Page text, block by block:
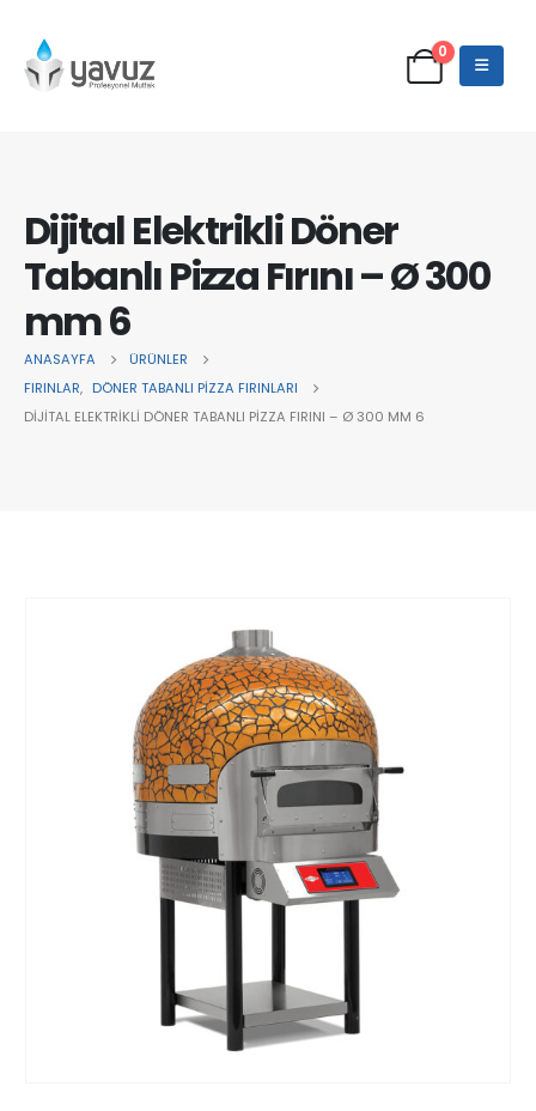
0
Dijital Elektrikli Döner
Tabanlı Pizza Fırını – Ø 300
mm 6
ANASAYFA
ÜRÜNLER
FIRINLAR, DÖNER TABANLI PİZZA FIRINLARI
DIJITAL ELEKTRIKLI DÖNER TABANLI PIZZA FIRINI – Ø 300 MM 6